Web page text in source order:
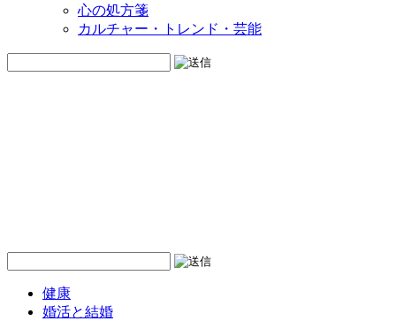
心の処方箋
カルチャー・トレンド・芸能
健康
婚活と結婚